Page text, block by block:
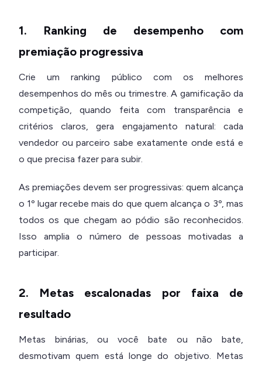
1. Ranking de desempenho com
premiação progressiva
Crie um ranking público com os melhores
desempenhos do mês ou trimestre. A gamificação da
competição, quando feita com transparência e
critérios claros, gera engajamento natural: cada
vendedor ou parceiro sabe exatamente onde está e
o que precisa fazer para subir.
As premiações devem ser progressivas: quem alcança
o 1º lugar recebe mais do que quem alcança o 3º, mas
todos os que chegam ao pódio são reconhecidos.
Isso amplia o número de pessoas motivadas a
participar.
2. Metas escalonadas por faixa de
resultado
Metas binárias, ou você bate ou não bate,
desmotivam quem está longe do objetivo. Metas